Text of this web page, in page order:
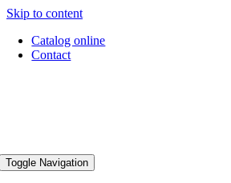
Skip to content
Catalog online
Contact
Toggle Navigation